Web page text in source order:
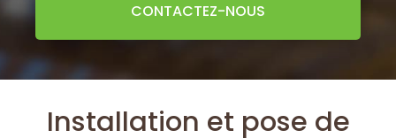
CONTACTEZ-NOUS
Installation et pose de